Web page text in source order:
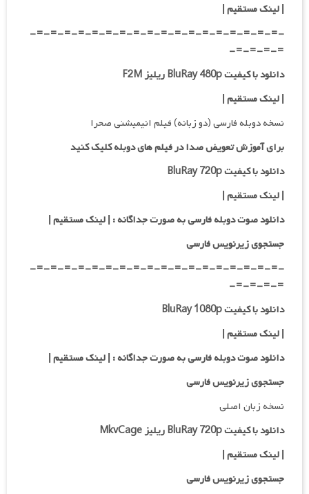
| لینک مستقیم|
-=-=-=-=-=-=-=-=-=-=-=-=-=-=-=-=-=-=-
=-=-=-=-
دانلود با کیفیت BluRay 480p ریلیز F2M
| لینک مستقیم|
نسخه دوبله فارسی (دو زبانه) فیلم انیمیشنی صحرا
برای آموزش تعویض صدا در فیلم های دوبله کلیک کنید
دانلود با کیفیت BluRay 720p
|لینک مستقیم|
دانلود صوت دوبله فارسی به صورت جداگانه : | لینک مستقیم|
جستجوی زیرنویس فارسی
-=-=-=-=-=-=-=-=-=-=-=-=-=-=-=-=-=-=-
=-=-=-=-
دانلود با کیفیت BluRay 1080p
|لینک مستقیم |
دانلود صوت دوبله فارسی به صورت جداگانه : | لینک مستقیم|
جستجوی زیرنویس فارسی
نسخه زبان اصلی
دانلود با کیفیت BluRay 720p ریلیز MkvCage
| لینک مستقیم|
جستجوی زیرنویس فارسی